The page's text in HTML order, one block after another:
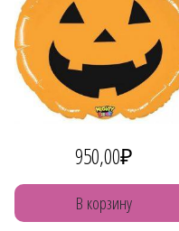
950,00₽
В корзину